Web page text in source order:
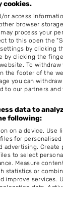
cookies.
or access
browser
process your
to this open the
by clicking
by clicking the
To withdraw
the footer of the
you can withdraw
to our partners
data to
following:
on a device. Use
for personalised
advertising. Create
to select
Measure
statistics or
improve services.
data.